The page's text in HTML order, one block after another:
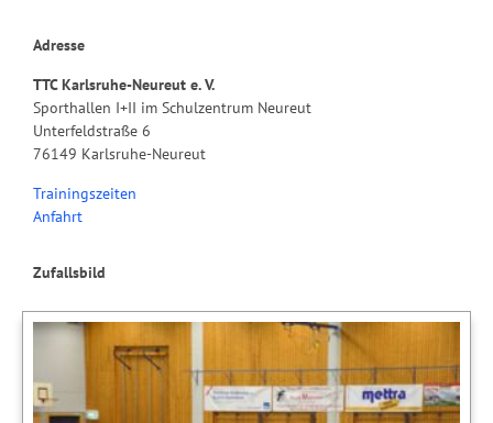
Adresse
TTC Karlsruhe-Neureut e. V.
Sporthallen I+II im Schulzentrum Neureut
Unterfeldstraße 6
76149 Karlsruhe-Neureut
Trainingszeiten
Anfahrt
Zufallsbild